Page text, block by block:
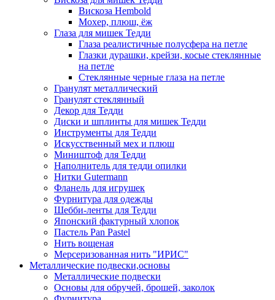
Вискоза Hembold
Мохер, плюш, ёж
Глаза для мишек Тедди
Глаза реалистичные полусфера на петле
Глазки дурашки, крейзи, косые стеклянные
на петле
Стеклянные черные глаза на петле
Гранулят металлический
Гранулят стеклянный
Декор для Тедди
Диски и шплинты для мишек Тедди
Инструменты для Тедди
Искусственный мех и плюш
Миништоф для Тедди
Наполнитель для тедди опилки
Нитки Gutermann
Фланель для игрушек
Фурнитура для одежды
Шебби-ленты для Тедди
Японский фактурный хлопок
Пастель Pan Pastel
Нить вощеная
Мерсеризованная нить "ИРИС"
Металлические подвески,основы
Металлические подвески
Основы для обручей, брошей, заколок